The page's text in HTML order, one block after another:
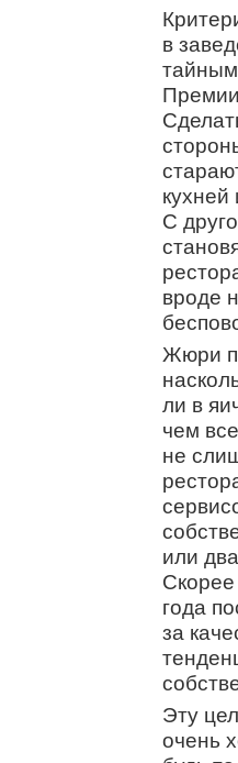
в
С
вроде
Жюри
ли в
чем
не
или
Скорее
года
за
Эту
очень